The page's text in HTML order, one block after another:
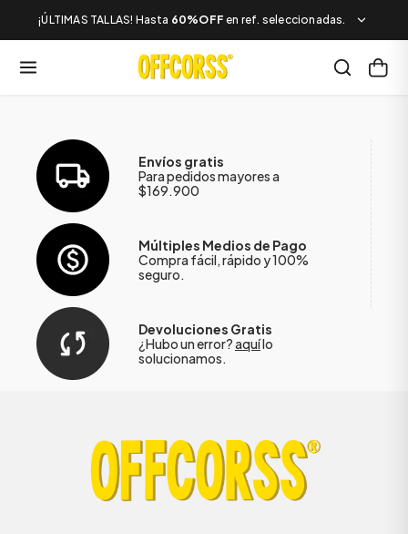
¡ÚLTIMAS TALLAS! Hasta 60%OFF en ref. seleccionadas.
Envíos gratis
Para pedidos mayores a
$169.900
Múltiples Medios de Pago
Compra fácil, rápido y 100%
seguro.
Devoluciones Gratis
¿Hubo un error?aquílo
solucionamos.